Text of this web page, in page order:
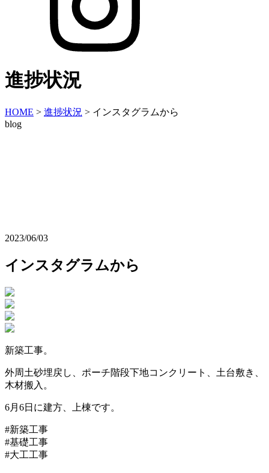
進捗状況
HOME > 進捗状況 > インスタグラムから
blog
2023/06/03
インスタグラムから
新築工事。
外周土砂埋戻し、ポーチ階段下地コンクリート、土台敷き、
木材搬入。
6月6日に建方、上棟です。
#新築工事
#基礎工事
#大工工事